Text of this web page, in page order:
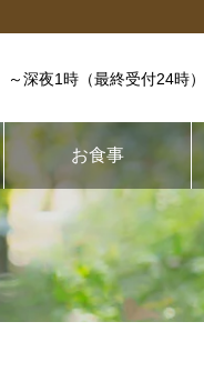
～深夜1時（最終受付24時）
お食事